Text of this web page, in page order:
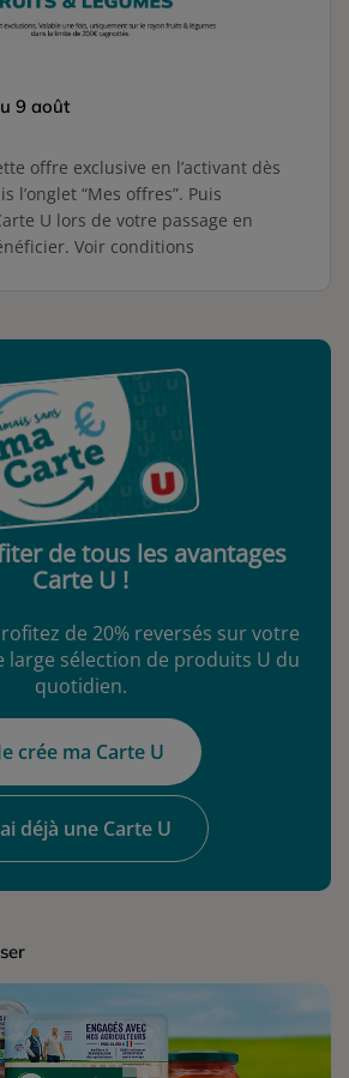
9 août
offre exclusive en l’activant dès
l’onglet “Mes offres”. Puis
U lors de votre passage en
Voir conditions
de tous les avantages
Carte U !
de 20% reversés sur votre
large sélection de produits U du
quotidien.
crée ma Carte U
déjà une Carte U